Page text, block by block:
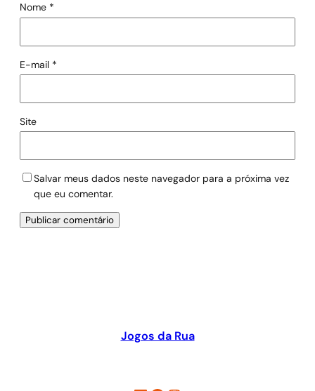
Nome *
E-mail *
Site
Salvar meus dados neste navegador para a próxima vez
que eu comentar.
Jogos da Rua